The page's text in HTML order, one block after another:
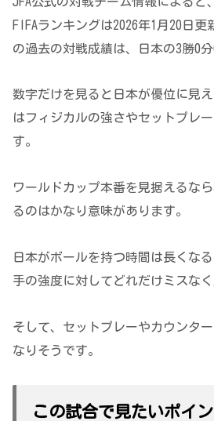
FIFAランキングは2026年1月20日更
の過去の対戦成績は、日本の3勝0
数字だけを見ると日本が優位に見
はフィジカルの強さやセットプレ
す。
ワールドカップ本番を見据えるな
るのはかなり意味があります。
日本がボールを持つ時間は長くな
手の強度に対してどれだけミスなく
そして、セットプレーやカウンタ
なりそうです。
この試合で見たいポイ